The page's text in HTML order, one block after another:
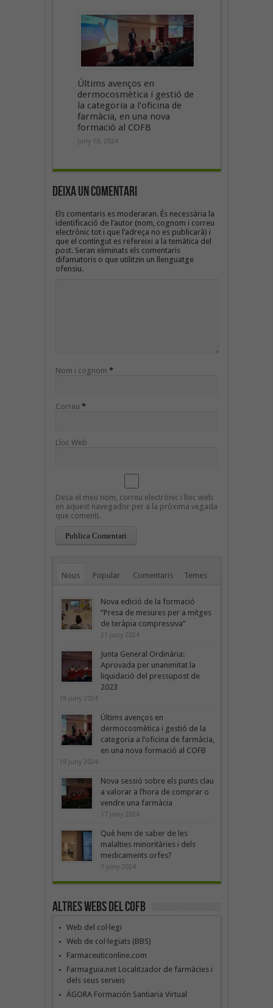
Últims avenços en
dermocosmètica i gestió de
la categoria a l’oficina de
farmàcia, en una nova
formació al COFB
juny 18, 2024
Deixa un Comentari
Els comentaris es moderaran. És necessària la
identificació de l’autor (nom, cognom i correu
electrònic tot i que l’adreça no es publicarà) i
que el contingut es refereixi a la temàtica del
post. Seran eliminats els comentaris
difamatoris o que utilitzin un llenguatge
ofensiu.
Nom i cognom *
Correu *
Lloc Web
Desa el meu nom, correu electrònic i lloc web
en aquest navegador per a la pròxima vegada
que comenti.
Nous Popular Comentaris Temes
Nova edició de la formació
“Presa de mesures per a mitges
de teràpia compressiva”
21 juny 2024
Junta General Ordinària:
Aprovada per unanimitat la
liquidació del pressupost de
2023
18 juny 2024
Últims avenços en
dermocosmètica i gestió de la
categoria a l’oficina de farmàcia,
en una nova formació al COFB
18 juny 2024
Nova sessió sobre els punts clau
a valorar a l’hora de comprar o
vendre una farmàcia
17 juny 2024
Què hem de saber de les
malalties minoritàries i dels
medicaments orfes?
3 juny 2024
Altres webs del COFB
Web del col·legi
Web de col·legiats (BBS)
Farmaceuticonline.com
Farmaguia.net Localitzador de farmàcies i
dels seus serveis
ÁGORA Formación Santiaria Virtual